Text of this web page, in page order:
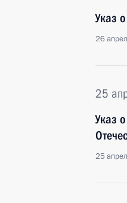
Указ
26
25
Указ
25